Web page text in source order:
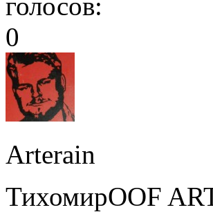
0
Arterain
ТихомирOOF